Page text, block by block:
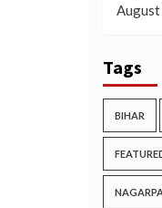
Tags
BIHAR